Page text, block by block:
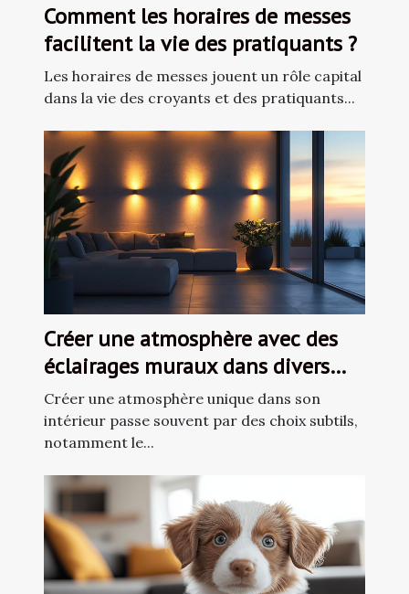
Comment les horaires de messes
facilitent la vie des pratiquants ?
Les horaires de messes jouent un rôle capital
dans la vie des croyants et des pratiquants...
Créer une atmosphère avec des
éclairages muraux dans divers
espaces de vie
Créer une atmosphère unique dans son
intérieur passe souvent par des choix subtils,
notamment le...